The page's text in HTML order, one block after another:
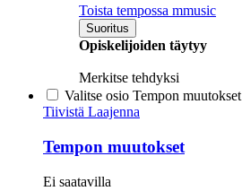
Toista tempossa mmusic
Suoritus
Opiskelijoiden täytyy
Merkitse tehdyksi
Valitse osio Tempon muutokset
Tiivistä Laajenna
Tempon muutokset
Ei saatavilla